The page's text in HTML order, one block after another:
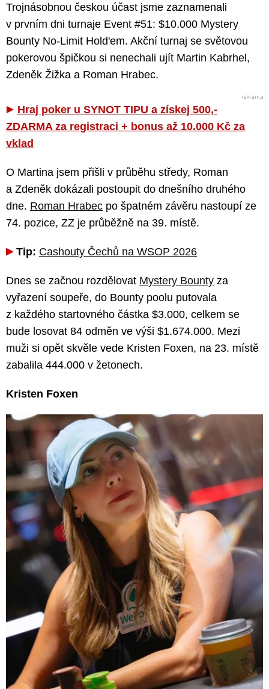
Trojnásobnou českou účast jsme zaznamenali
v prvním dni turnaje Event #51: $10.000 Mystery
Bounty No-Limit Hold'em. Akční turnaj se světovou
pokerovou špičkou si nenechali ujít Martin Kabrhel,
Zdeněk Žižka a Roman Hrabec.
Hraj poker u SYNOT TIPU a získej 500,-
ZDARMA za registraci + bonus až 10.000 Kč za
vklad
O Martina jsem přišli v průběhu středy, Roman
a Zdeněk dokázali postoupit do dnešního druhého
dne. Roman Hrabec po špatném závěru nastoupí ze
74. pozice, ZZ je průběžně na 39. místě.
Tip: Cashouty Čechů na WSOP 2026
Dnes se začnou rozdělovat Mystery Bounty za
vyřazení soupeře, do Bounty poolu putovala
z každého startovného částka $3.000, celkem se
bude losovat 84 odměn ve výši $1.674.000. Mezi
muži si opět skvěle vede Kristen Foxen, na 23. místě
zabalila 444.000 v žetonech.
Kristen Foxen